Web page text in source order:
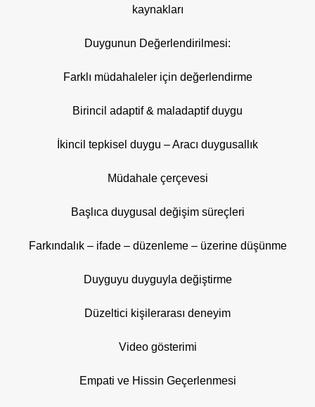
kaynakları
Duygunun Değerlendirilmesi:
Farklı müdahaleler için değerlendirme
Birincil adaptif & maladaptif duygu
İkincil tepkisel duygu – Aracı duygusallık
Müdahale çerçevesi
Başlıca duygusal değişim süreçleri
Farkındalık – ifade – düzenleme – üzerine düşünme
Duyguyu duyguyla değiştirme
Düzeltici kişilerarası deneyim
Video gösterimi
Empati ve Hissin Geçerlenmesi